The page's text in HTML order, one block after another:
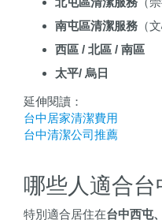
南屯區清潔服務 （
西區 / 北區 / 南區
太平/ 烏日
延伸閱讀：
台中居家清潔費用
台中清潔公司推薦
哪些人適合台
特別適合居住在台中西屯